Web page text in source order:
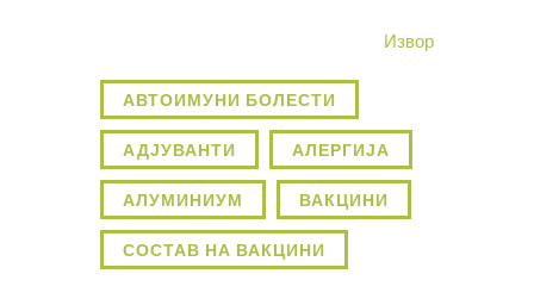
Извор
АВТОИМУНИ БОЛЕСТИ
АДЈУВАНТИ АЛЕРГИЈА
АЛУМИНИУМ ВАКЦИНИ
СОСТАВ НА ВАКЦИНИ